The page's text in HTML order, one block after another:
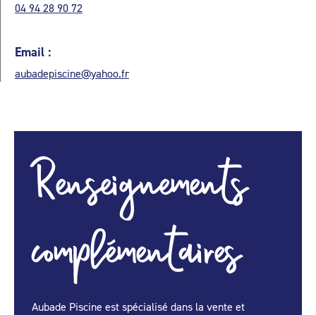
04 94 28 90 72
Email :
aubadepiscine@yahoo.fr
Renseignements
complémentaires
Aubade Piscine est spécialisé dans la vente et